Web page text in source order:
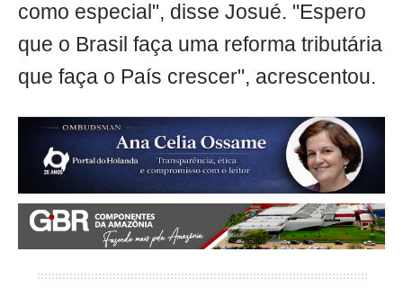
como especial", disse Josué. "Espero
que o Brasil faça uma reforma tributária
que faça o País crescer", acrescentou.